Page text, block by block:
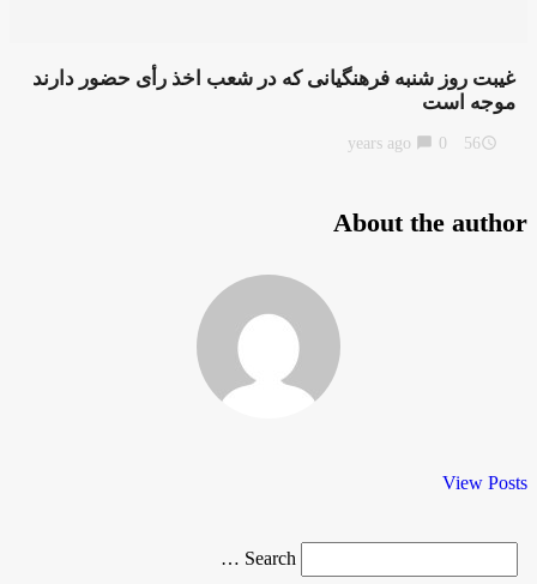
غیبت روز شنبه فرهنگیانی که در شعب اخذ رأی حضور دارند
موجه است
access_time
56 years ago
chat_bubble
About the author
View Posts
for
Search …